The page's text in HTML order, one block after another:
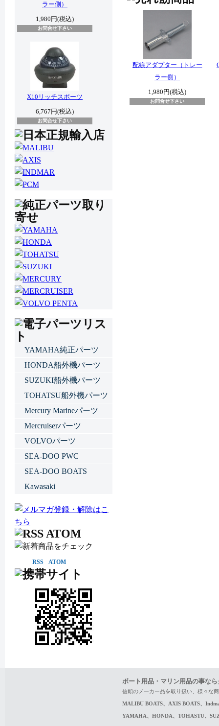
配線アダプター（トレー
ラー側）
1,980円(税込)
お問合せ下さい
ラー側）
1,980円(税込)
お問合せ下さい
X10リッチスポーツ
6,767円(税込)
お問合せ下さい
YAMAHA純正パーツ
HONDA船外機パーツ
SUZUKI船外機パーツ
TOHATSU船外機パーツ
Mercury Marineパーツ
Mercruiserパーツ
VOLVOパーツ
SEA-DOO PWC
SEA-DOO BOATS
Kawasaki
RSS ATOM
ボート用品・マリン用品の事な
信頼のメーカー品を取り扱い、様々な
MALIBU BOATS、AXIS BOATS、
YAMAHA、HONDA、TOHASTU、